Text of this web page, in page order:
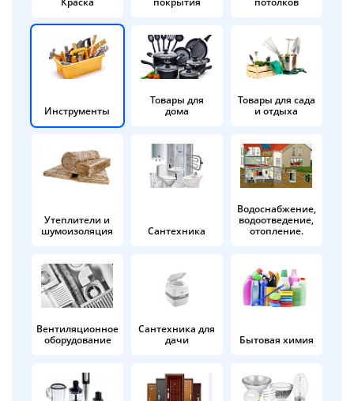
Инструменты
Товары для
дома
Товары для сада
и отдыха
Утеплители и
шумоизоляция
Сантехника
Водоснабжение,
водоотведение,
отопление.
Вентиляционное
оборудование
Сантехника для
дачи
Бытовая химия
Добавляйте товары
в корзину
Оплачивайте сегодня только
25% картой любого банка
Получайте товар
выбранный способом
Оставшиеся
% будут
по25%каждые 2 недели
Подробнее
об оплате Плайтом